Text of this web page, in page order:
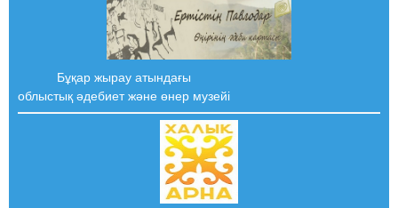
Бұқар жырау атындағы
облыстық әдебиет және өнер музейі